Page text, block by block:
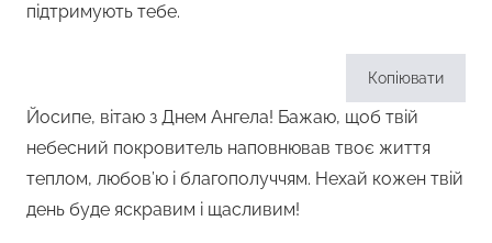
підтримують тебе.
Копіювати
Йосипе, вітаю з Днем Ангела! Бажаю, щоб твій
небесний покровитель наповнював твоє життя
теплом, любов’ю і благополуччям. Нехай кожен твій
день буде яскравим і щасливим!